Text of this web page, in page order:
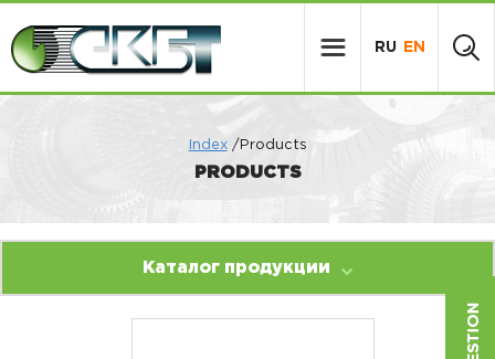
RU EN
Index/Products
PRODUCTS
Каталог продукции